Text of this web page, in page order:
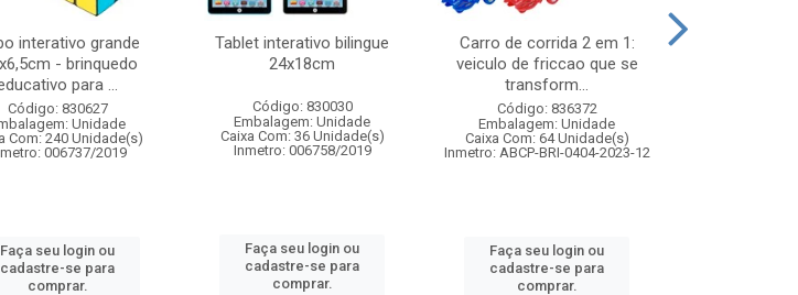
interativo grande
- brinquedo
para ...
Código: 830627
Unidade
Com: 240 Unidade(s)
006737/2019
Faça seu login ou
cadastre-se para
comprar.
Tablet interativo bilingue
24x18cm
Código: 830030
Embalagem: Unidade
Caixa Com: 36 Unidade(s)
Inmetro: 006758/2019
Faça seu login ou
cadastre-se para
comprar.
Carro de corrida 2 em 1:
veiculo de friccao que se
transform...
Código: 836372
Embalagem: Unidade
Caixa Com: 64 Unidade(s)
Inmetro: ABCP-BRI-0404-2023-12
Faça seu login ou
cadastre-se para
comprar.